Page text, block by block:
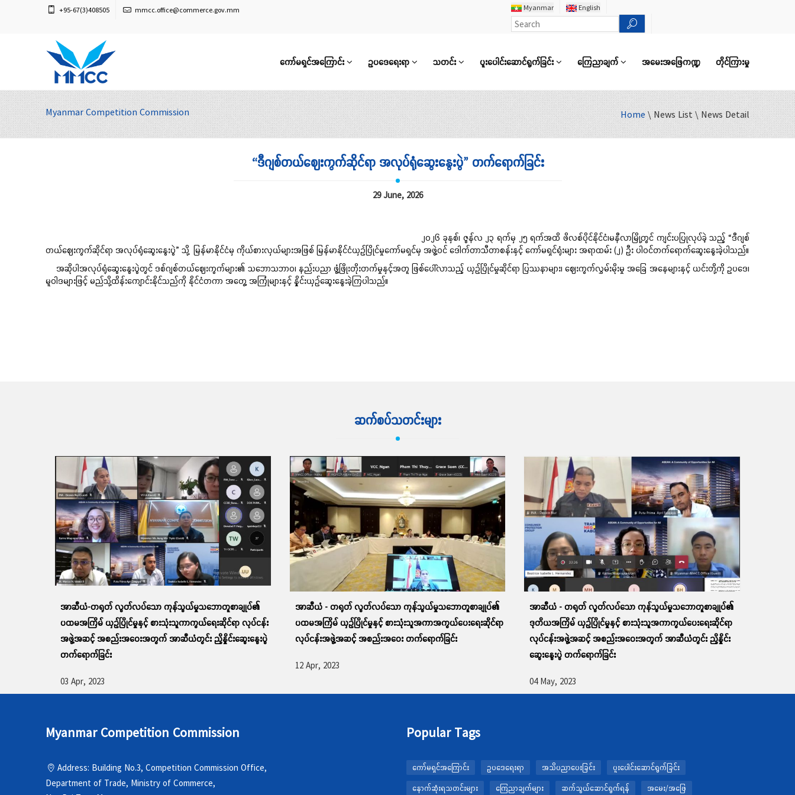
+95-67(3)408505 mmcc.office@commerce.gov.mm Myanmar English
ကော်မရှင်အကြောင်း ဥပဒေရေးရာ သတင်း ပူးပေါင်းဆောင်ရွက်ခြင်း ကြေညာချက် အမေးအဖြေကဏ္ဍ တိုင်ကြားမှု
Myanmar Competition Commission Home\ News List \ News Detail
“ဒီဂျစ်တယ်ဈေးကွက်ဆိုင်ရာ အလုပ်ရုံဆွေးနွေးပွဲ” တက်ရောက်ခြင်း
29 June, 2026
၂၀၂၆ ခုနှစ်၊ ဇွန်လ ၂၃ ရက်မှ ၂၅ ရက်အထိ ဖိလစ်ပိုင်နိုင်ငံ၊မနီလာမြို့တွင် ကျင်းပပြုလုပ်ခဲ့ သည့် “ဒီဂျစ်
တယ်ဈေးကွက်ဆိုင်ရာ အလုပ်ရုံဆွေးနွေးပွဲ” သို့ မြန်မာနိုင်ငံမှ ကိုယ်စားလှယ်များအဖြစ် မြန်မာနိုင်ငံယှဉ်ပြိုင်မှုကော်မရှင်မှ အဖွဲ့ဝင် ဒေါက်တာသီတာစန်းနှင့် ကော်မရှင်ရုံးများ အရာထမ်း (၂) ဦး ပါဝင်တက်ရောက်ဆွေးနွေးခဲ့ပါသည်။
အဆိုပါအလုပ်ရုံဆွေးနွေးပွဲတွင် ဒစ်ဂျစ်တယ်ဈေးကွက်များ၏ သဘောသဘာဝ၊ နည်းပညာ ဖွံ့ဖြိုးတိုးတက်မှုနှင့်အတူ ဖြစ်ပေါ်လာသည့် ယှဉ်ပြိုင်မှုဆိုင်ရာ ပြဿနာများ၊ ဈေးကွက်လွှမ်းမိုးမှု အခြေ အနေများနှင့် ယင်းတို့ကို ဥပဒေ၊
မူဝါဒများဖြင့် မည်သို့ထိန်းကျောင်းနိုင်သည်ကို နိုင်ငံတကာ အတွေ့ အကြုံများနှင့် နှိုင်းယှဉ်ဆွေးနွေးခဲ့ကြပါသည်။
ဆက်စပ်သတင်းများ
အာဆီယံ-တရုတ် လွတ်လပ်သော ကုန်သွယ်မှုသဘောတူစာချုပ်၏
ပထမအကြိမ် ယှဉ်ပြိုင်မှုနှင့် စားသုံးသူကာကွယ်ရေးဆိုင်ရာ လုပ်ငန်း
အဖွဲ့အဆင့် အစည်းအဝေးအတွက် အာဆီယံတွင်း ညှိနှိုင်းဆွေးနွေးပွဲ
တက်ရောက်ခြင်း
03 Apr, 2023
အာဆီယံ - တရုတ် လွတ်လပ်သော ကုန်သွယ်မှုသဘောတူစာချုပ်၏
ပထမအကြိမ် ယှဉ်ပြိုင်မှုနှင့် စားသုံးသူအကာအကွယ်ပေးရေးဆိုင်ရာ
လုပ်ငန်းအဖွဲ့အဆင့် အစည်းအဝေး တက်ရောက်ခြင်း
12 Apr, 2023
အာဆီယံ - တရုတ် လွတ်လပ်သော ကုန်သွယ်မှုသဘောတူစာချုပ်၏
ဒုတိယအကြိမ် ယှဉ်ပြိုင်မှုနှင့် စားသုံးသူအကာကွယ်ပေးရေးဆိုင်ရာ
လုပ်ငန်းအဖွဲ့အဆင့် အစည်းအဝေးအတွက် အာဆီယံတွင်း ညှိနှိုင်း
ဆွေးနွေးပွဲ တက်ရောက်ခြင်း
04 May, 2023
Myanmar Competition Commission
Address: Building No.3, Competition Commission Office,
Department of Trade, Ministry of Commerce,
Popular Tags
ကော်မရှင်အကြောင်း ဥပဒေရေးရာ အသိပညာပေးခြင်း ပူးပေါင်းဆောင်ရွက်ခြင်း
နောက်ဆုံးရသတင်းများ ကြေညာချက်များ ဆက်သွယ်ဆောင်ရွက်ရန် အမေး/အဖြေ